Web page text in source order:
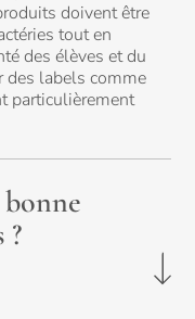
doivent être
tout en
des élèves et du
des labels comme
particulièrement
?